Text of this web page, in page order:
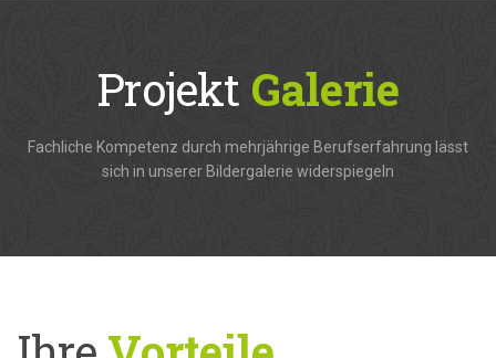
Projekt Galerie
Fachliche Kompetenz durch mehrjährige Berufserfahrung lässt
sich in unserer Bildergalerie widerspiegeln